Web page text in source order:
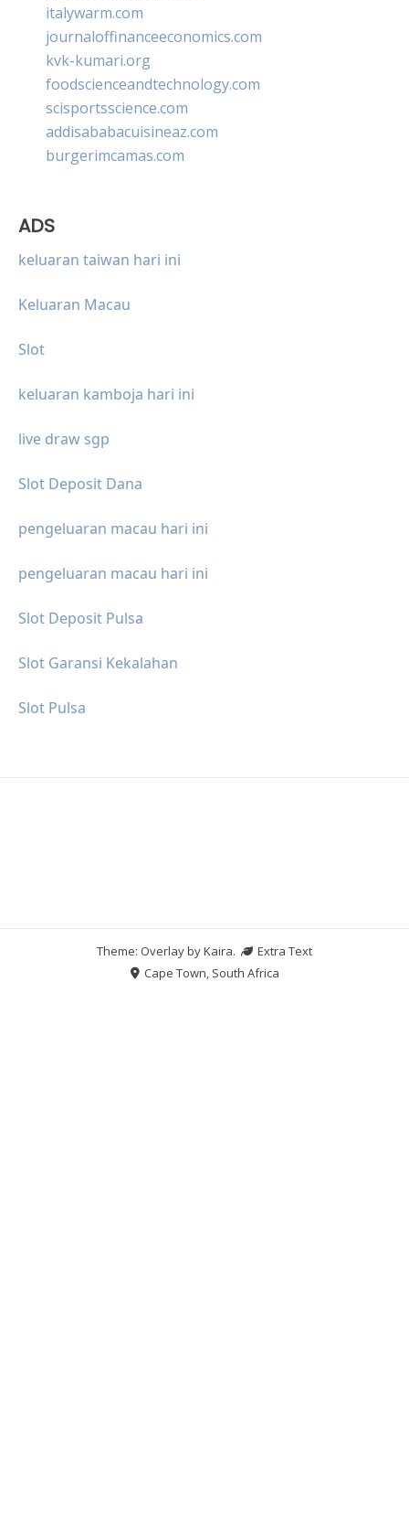
italywarm.com
journaloffinanceeconomics.com
kvk-kumari.org
foodscienceandtechnology.com
scisportsscience.com
addisababacuisineaz.com
burgerimcamas.com
ADS
keluaran taiwan hari ini
Keluaran Macau
Slot
keluaran kamboja hari ini
live draw sgp
Slot Deposit Dana
pengeluaran macau hari ini
pengeluaran macau hari ini
Slot Deposit Pulsa
Slot Garansi Kekalahan
Slot Pulsa
Theme: Overlay byKaira.
Extra Text
Cape Town, South Africa